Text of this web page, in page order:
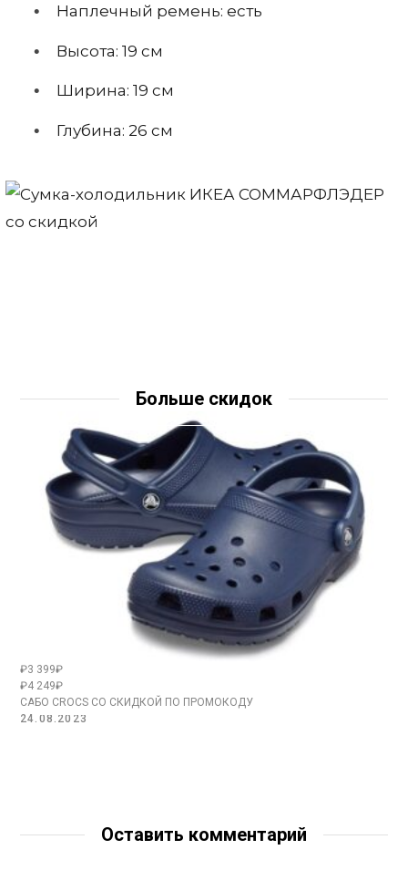
Наплечный ремень: есть
Высота: 19 см
Ширина: 19 см
Глубина: 26 см
Больше скидок
₽3 399₽
₽4 249₽
САБО CROCS СО СКИДКОЙ ПО ПРОМОКОДУ
24.08.2023
Оставить комментарий